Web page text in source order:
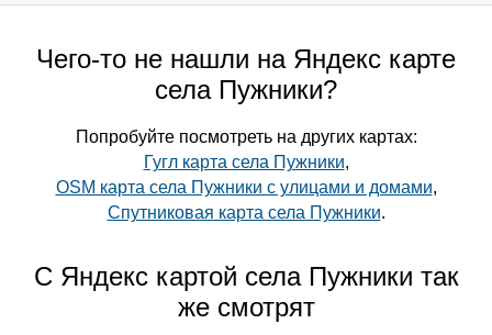
Чего-то не нашли на Яндекс карте
села Пужники?
Попробуйте посмотреть на других картах:
Гугл карта села Пужники,
OSM карта села Пужники с улицами и домами,
Спутниковая карта села Пужники.
С Яндекс картой села Пужники так
же смотрят